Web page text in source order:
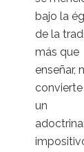
bajo la
de la
más que
enseñar,
convierte
un